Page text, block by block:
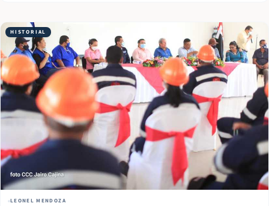
HISTORIAL
LEONEL MENDOZA